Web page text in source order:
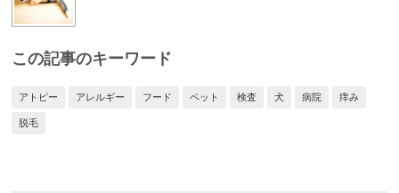
この記事のキーワード
アトピー アレルギー フード ペット 検査 犬 病院 痒み
脱毛